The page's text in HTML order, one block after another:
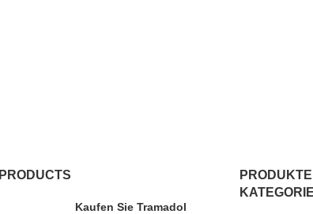
PRODUCTS
Kaufen Sie Tramadol
PRODUKTE